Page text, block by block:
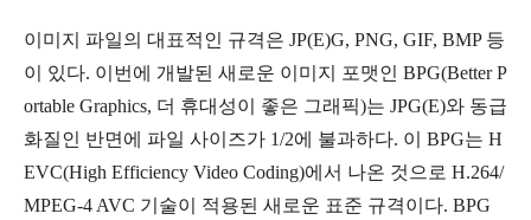
이미지 파일의 대표적인 규격은 JP(E)G, PNG, GIF, BMP 등
이 있다. 이번에 개발된 새로운 이미지 포맷인 BPG(Better P
ortable Graphics, 더 휴대성이 좋은 그래픽)는 JPG(E)와 동급
화질인 반면에 파일 사이즈가 1/2에 불과하다. 이 BPG는 H
EVC(High Efficiency Video Coding)에서 나온 것으로 H.264/
MPEG-4 AVC 기술이 적용된 새로운 표준 규격이다. BPG